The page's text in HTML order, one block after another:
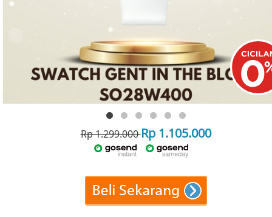
Rp 1.299.000Rp 1.105.000